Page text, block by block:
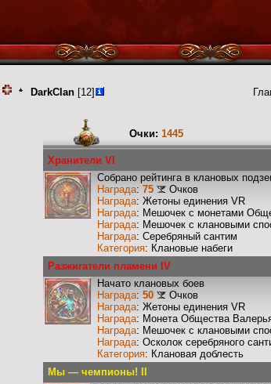
DarkClan [12]
Очки: 1445
Хранители VI
Собрано рейтинга в клановых
Награда: 75
Очков
Награда: Жетоны единения VR
Награда: Мешочек с монетами
Награда: Мешочек с клановыми
Награда: Серебряный сантим
Категория: Клановые набеги
Разжигатели пламени IV
Начато клановых боев
Награда: 50
Очков
Награда: Жетоны единения VR
Награда: Монета Общества
Награда: Мешочек с клановыми
Награда: Осколок серебряного
Категория: Клановая доблесть
Мы — чемпионы! II